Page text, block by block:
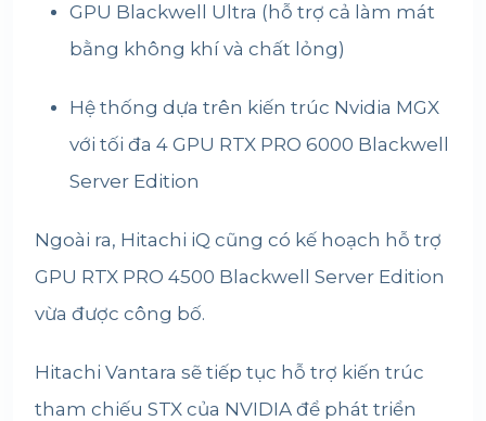
GPU Blackwell Ultra (hỗ trợ cả làm mát
bằng không khí và chất lỏng)
Hệ thống dựa trên kiến trúc Nvidia MGX
với tối đa 4 GPU RTX PRO 6000 Blackwell
Server Edition
Ngoài ra, Hitachi iQ cũng có kế hoạch hỗ trợ
GPU RTX PRO 4500 Blackwell Server Edition
vừa được công bố.
Hitachi Vantara sẽ tiếp tục hỗ trợ kiến trúc
tham chiếu STX của NVIDIA để phát triển